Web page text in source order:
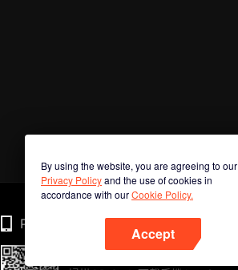
By using the website, you are agreeing to our
Privacy Policyand the use of cookies in
accordance with ourCookie Policy.
Accept
Phone